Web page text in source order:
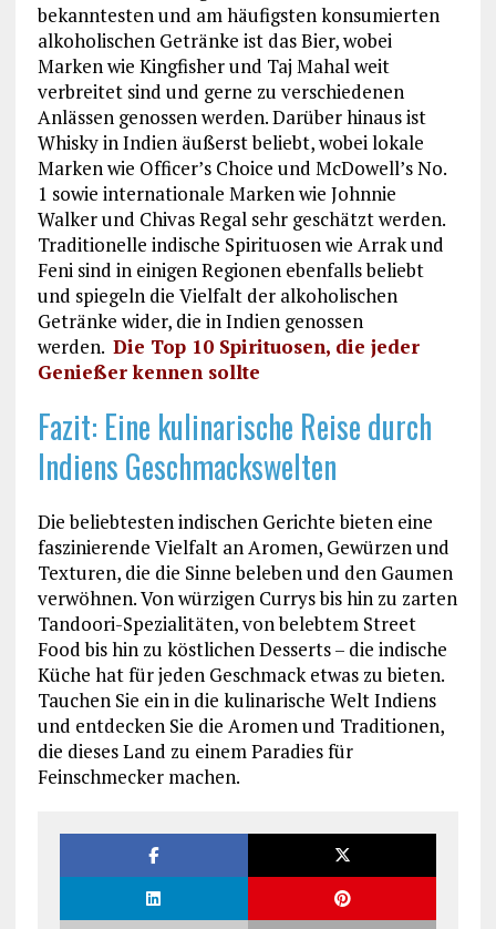
bekanntesten und am häufigsten konsumierten
alkoholischen Getränke ist das Bier, wobei
Marken wie Kingfisher und Taj Mahal weit
verbreitet sind und gerne zu verschiedenen
Anlässen genossen werden. Darüber hinaus ist
Whisky in Indien äußerst beliebt, wobei lokale
Marken wie Officer’s Choice und McDowell’s No.
1 sowie internationale Marken wie Johnnie
Walker und Chivas Regal sehr geschätzt werden.
Traditionelle indische Spirituosen wie Arrak und
Feni sind in einigen Regionen ebenfalls beliebt
und spiegeln die Vielfalt der alkoholischen
Getränke wider, die in Indien genossen
werden. Die Top 10 Spirituosen, die jeder
Genießer kennen sollte
Fazit: Eine kulinarische Reise durch
Indiens Geschmackswelten
Die beliebtesten indischen Gerichte bieten eine
faszinierende Vielfalt an Aromen, Gewürzen und
Texturen, die die Sinne beleben und den Gaumen
verwöhnen. Von würzigen Currys bis hin zu zarten
Tandoori-Spezialitäten, von belebtem Street
Food bis hin zu köstlichen Desserts – die indische
Küche hat für jeden Geschmack etwas zu bieten.
Tauchen Sie ein in die kulinarische Welt Indiens
und entdecken Sie die Aromen und Traditionen,
die dieses Land zu einem Paradies für
Feinschmecker machen.